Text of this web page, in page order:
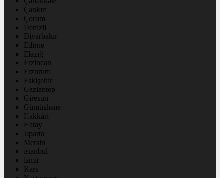
Çankırı
Çorum
Denizli
Diyarbakır
Edirne
Elazığ
Erzincan
Erzurum
Eskişehir
Gaziantep
Giresun
Gümüşhane
Hakkâri
Hatay
Isparta
Mersin
istanbul
izmir
Kars